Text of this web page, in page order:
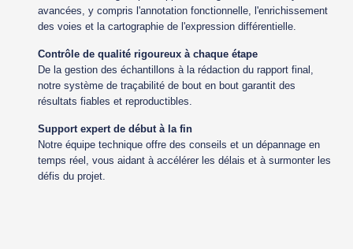
avancées, y compris l'annotation fonctionnelle, l'enrichissement
des voies et la cartographie de l'expression différentielle.
Contrôle de qualité rigoureux à chaque étape
De la gestion des échantillons à la rédaction du rapport final,
notre système de traçabilité de bout en bout garantit des
résultats fiables et reproductibles.
Support expert de début à la fin
Notre équipe technique offre des conseils et un dépannage en
temps réel, vous aidant à accélérer les délais et à surmonter les
défis du projet.